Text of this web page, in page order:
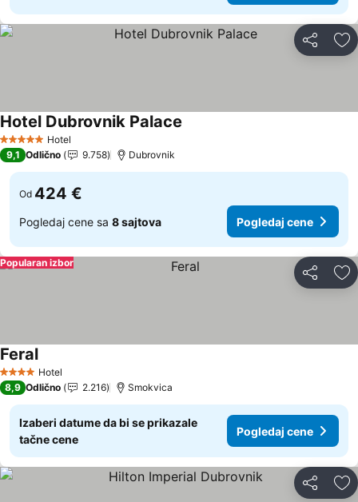
Deli
5 ZvezdiceHotel
Hotel Dubrovnik Palace
9,1 Odlično 9.758 Dubrovnik
Od 424 €
Pogledaj cene sa 8 sajtova Pogledaj cene
Deli
Popularan izbor
4 ZvezdiceHotel
Feral
8,9 Odlično 2.216 Smokvica
Izaberi datume da bi se prikazale
tačne cene
Pogledaj cene
Deli